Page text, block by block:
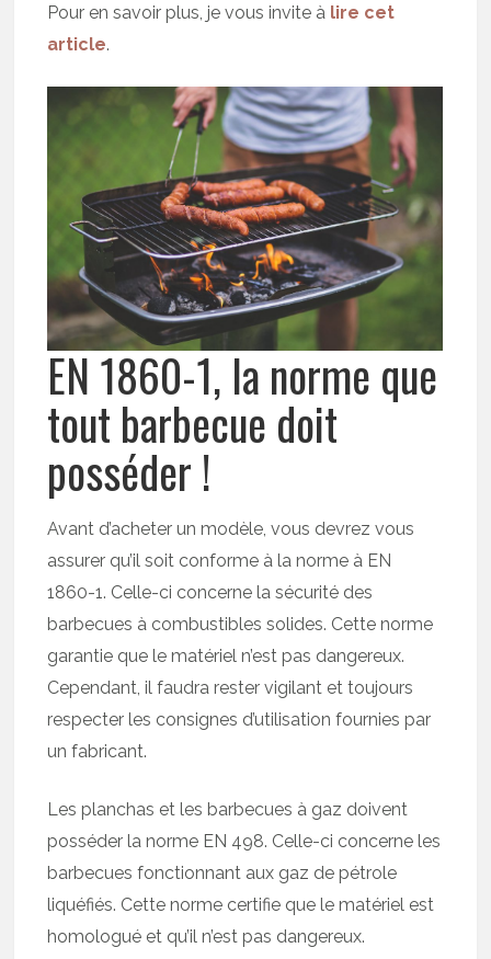
Pour en savoir plus, je vous invite à lire cet
article.
EN 1860-1, la norme que
tout barbecue doit
posséder !
Avant d’acheter un modèle, vous devrez vous
assurer qu’il soit conforme à la norme à EN
1860-1. Celle-ci concerne la sécurité des
barbecues à combustibles solides. Cette norme
garantie que le matériel n’est pas dangereux.
Cependant, il faudra rester vigilant et toujours
respecter les consignes d’utilisation fournies par
un fabricant.
Les planchas et les barbecues à gaz doivent
posséder la norme EN 498. Celle-ci concerne les
barbecues fonctionnant aux gaz de pétrole
liquéfiés. Cette norme certifie que le matériel est
homologué et qu’il n’est pas dangereux.